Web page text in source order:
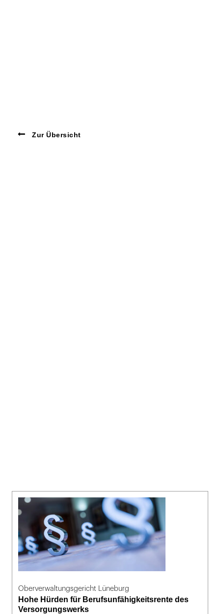
Zur Übersicht
Oberverwaltungsgericht Lüneburg
Hohe Hürden für Berufsunfähigkeitsrente des
Versorgungswerks